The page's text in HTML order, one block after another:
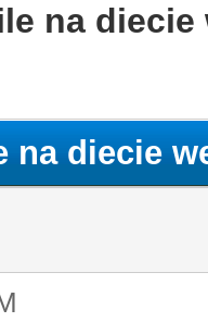
na
na diecie